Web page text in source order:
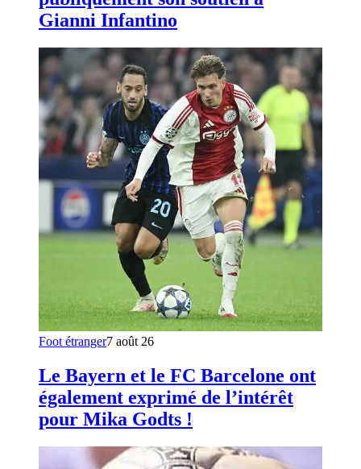
Gianni Infantino
Foot étranger7 août 26
Le Bayern et le FC Barcelone ont
également exprimé de l’intérêt
pour Mika Godts !